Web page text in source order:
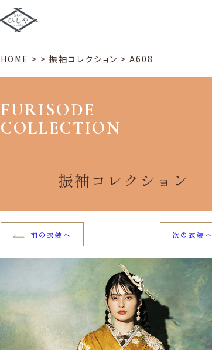
HOME > >振袖コレクション >A608
FURISODE
COLLECTION
振袖コレクション
前の衣装へ 次の衣装へ